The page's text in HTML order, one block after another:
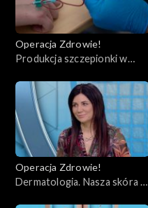
Operacja Zdrowie!
Produkcja szczepionki w
Operacja Zdrowie!
Dermatologia. Nasza skóra w